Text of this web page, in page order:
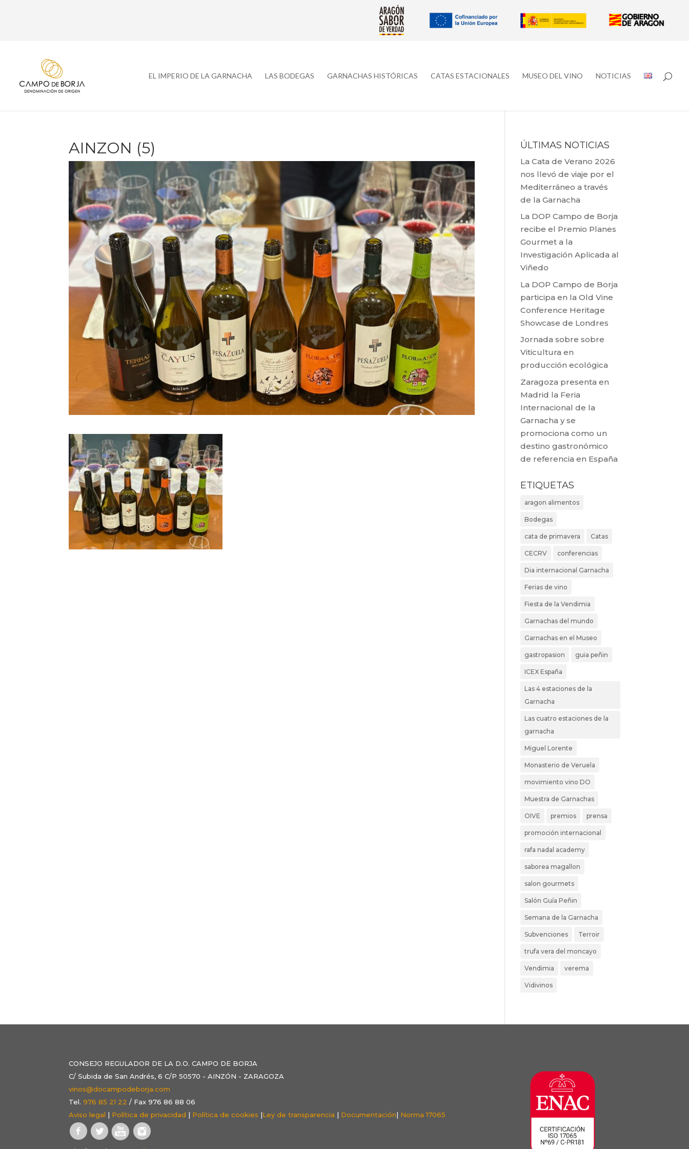
EL IMPERIO DE LA GARNACHA LAS BODEGAS GARNACHAS HISTÓRICAS CATAS ESTACIONALES MUSEO DEL VINO NOTICIAS
AINZON (5) ÚLTIMAS NOTICIAS
La Cata de Verano 2026
nos llevó de viaje por el
Mediterráneo a través
de la Garnacha
La DOP Campo de Borja
recibe el Premio Planes
Gourmet a la
Investigación Aplicada al
Viñedo
La DOP Campo de Borja
participa en la Old Vine
Conference Heritage
Showcase de Londres
Jornada sobre sobre
Viticultura en
producción ecológica
Zaragoza presenta en
Madrid la Feria
Internacional de la
Garnacha y se
promociona como un
destino gastronómico
de referencia en España
ETIQUETAS
aragon alimentos
Bodegas
cata de primavera Catas
CECRV conferencias
Dia internacional Garnacha
Ferias de vino
Fiesta de la Vendimia
Garnachas del mundo
Garnachas en el Museo
gastropasion guia peñin
ICEX España
Las 4 estaciones de la
Garnacha
Las cuatro estaciones de la
garnacha
Miguel Lorente
Monasterio de Veruela
movimiento vino DO
Muestra de Garnachas
OIVE premios prensa
promoción internacional
rafa nadal academy
saborea magallon
salon gourmets
Salón Guía Peñin
Semana de la Garnacha
Subvenciones Terroir
trufa vera del moncayo
Vendimia verema
Vidivinos
CONSEJO REGULADOR DE LA D.O. CAMPO DE BORJA
C/ Subida de San Andrés, 6 C/P 50570 - AINZÓN - ZARAGOZA
vinos@docampodeborja.com
Tel.976 85 21 22 / Fax 976 86 88 06
Aviso legal | Política de privacidad | Política de cookies |Ley de transparencia | Documentación| Norma 17065